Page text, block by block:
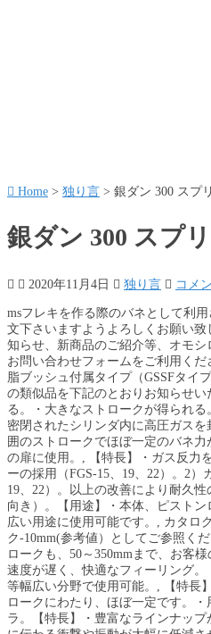
Home > 独り言 > 銀ダン 300 スプ
銀ダン 300 スプ
2020年11月4日 独り言 コメ
msフレキを作る際のバネとして利用されています。 ある程度の数は入荷しておりますが、 console.log(url1); 上記内容をご了承頂きご注文下さいますようよろしくお願い致します。当店よりの発送完了メールをもって売買契約の成立となります。, 更新状況やイベントのお知らせ、新商品のご紹介等、オモシロ(?)小話付きにて大好評配信中の[ＦＩＲＳＴメルマガ]読者募集中！. 回答をご希望のお客さまは、お問い合わせフォームをご利用ください。, ミスミ品ガススプリング取付方向限定（GSSタイプ）および、取付方向自在/高ガス反力・樹脂ブッシュ付属タイプ（GSSFタイプ）が、生産終了に伴い、規格廃止となります。つきましては、今後発売予定の後継品、現在販売中の類似品を下記のとおりお知らせいたします。, ガス反力を使用したスプリング兼ダンパー。【特長】・広範囲なばね特性が得られる。・大きなストロークが得られる。・小型で大きな荷重が得られる。・作動がソフトで滑らか。【用途】・窓・複写機・トランク。, 密閉されたシリンダ内に高圧ガスを封入し、ガス反力をバネとして使用するガススプリング。【特長】・バネ定数が小さいため、広範囲のストロークでほぼ一定のバネ力が得られる。・小型、軽量設定。・作動がスムーズ。【用途】・各種機械、家具、自動車、OA機器の扉に使用。, 【特長】・ガス反力を任意に指定可能なガススプリングです。1）油膜形成による摩耗低減を目的としたグリスチャンバーの採用（FGS-15、19、22）。2）ガイドにブッシュを採用（FGS-15、19、22）。3）ピストンロッド表面のガス軟窒化処理（FGS-15、19、22）。以上の改善により耐久性の向上を実現しました。・基本的には上下どちら向きでも使用可能です（推奨はピストンロッド下向き）。【用途】・本体、ピストンロッドにステンレスを使用した VAシリーズをラインナップしました。耐食性、耐薬品性に優れ、幅広い用途に使用可能です。, カタログ(S)寸法値に誤りがございます。カタログについては現在修正中となりますが、S=ストローク-10mm(参考値）としてご参照ください。, 取付方向自由型のガススプリング。【特長】・反発力196～392Nまで、幅広く設定。・ストロークも、50～350mmまで、お客様の使用用途に合わせて設定することが可能。・オールガスタイプに比べ、ピストンロッドが伸びる速度が遅く、快適なフィーリング。【用途】・重い蓋等を軽く持ち上げるための補助が可能。・工作機械の蓋開閉や介護ベッドの昇降等幅広い分野で使用可能。, 【特長】・小型・軽量でありながら、大きなバネ力（反力）が得られます。・バネ力（反力）は、長いストロークにわたり、ほぼ一定です。・用途に応じた設計ができ、広範囲に応用できます。, 速度を一定に制御する油圧式速度コントローラ。【特長】・豊富なラインナップから選択可能。・伸長だけ調整式、圧縮だけ調整式、伸縮調整式の3タイプを用意。【用途】・機械に伝わる衝撃や振動が大幅に低減させ作業停止時間、保守コスト削減に。・安全性向上のために。, 扉収納金物の設置に使用する金属製アイレット仕様のガススプリング。【用途】・安全対策に最適, 密閉されたシリンダー内に高圧ガスを封入し、ガス反力をバネとして使用するガススプリング。【特長】・バネ定数が小さいため、広範囲のストロークでほぼ一定のバネ力が得られる。・小型、軽量設定。・作動がスムーズ。【用途】・各種機械、家具、自動車、OA機器の扉に使用。, 【特長】・小型、軽量でありながら、大きなバネ力（反力）が得られます。・バネ力（反力）は、長いストロークにわたり、ほぼ一定です。・用途に応じた設定ができ、広範囲に応用できます。・360°どの角度でも取付け可能です。, ストローク長に対し、全長がコンパクトなガススプリング。【特長】・ストロークに対し、全長が短く設定でき、短いスペースに取付が可能。・反発力98～294Nまで、幅広く設定。・ストロークも、50～300mmまで、使用用途に合わせて設定する事が可能。【用途】・重い蓋等を軽く持ち上げるための補助が可能。・複写機の蓋開閉やオフィス機器の昇降等幅広い分野で使用可能。, エア反力を使用したダンパー。【特長】・反力はロッドが縮む方向にかかり、伸びる方向にはかからない。・特殊調整機構の採用によりニードル弁でダンパー力の微調整が可能。・取り付けが簡単なコンパクト設計。・作動はなめらかで静か。・材質 : シリンダー / アルミニウム合金（A6063TD）、取り付け部 / ポリアミド（PA6）。・使用周囲温度 : -10℃〜+60℃。・引き荷重 : 0.5N以下。【用途】・自閉装置付スライディングドア、一般家庭用、業務用ドアなどの緩衝器として。, オイルを使用したダンパー。【特長】・材質 : シリンダ / 機械構造用炭素鋼鋼管（STKM）、ロッド / 機械構造用炭素鋼鋼材（S35C）。・材質 : ブッシュ / ポリアミド（PA）、オイル / 鉱物油。・表面仕上 : シリンダ / 焼付塗装（グレー）ロッド / ガス軟窒化処理。・ロッドの伸び方向のみ抵抗力が働く。・作動がソフトで、なめらか。【用途】・特装車・鉄道車両の荷物棚・振動機器・天井点検口。, 取付方向自由型のガススプリング。【特長】・反発力490～686Nまで、幅広く設定。・ストロークも、50～350mmまで、使用用途に合わせて設定することが可能。・オールガスタイプに比べ、ピストンロッドが伸びる速度が遅く、快適なフィーリングを提供。【用途】・重い蓋等を軽く持ち上げるための補助が可能。・架装トラックの扉開閉や医療用ベッドの昇降等